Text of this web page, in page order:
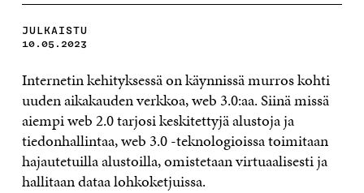
JULKAISTU
10.05.2023
Internetin kehityksessä on käynnissä murros kohti
uuden aikakauden verkkoa, web 3.0:aa. Siinä missä
aiempi web 2.0 tarjosi keskitettyjä alustoja ja
tiedonhallintaa, web 3.0 -teknologioissa toimitaan
hajautetuilla alustoilla, omistetaan virtuaalisesti ja
hallitaan dataa lohkoketjuissa.